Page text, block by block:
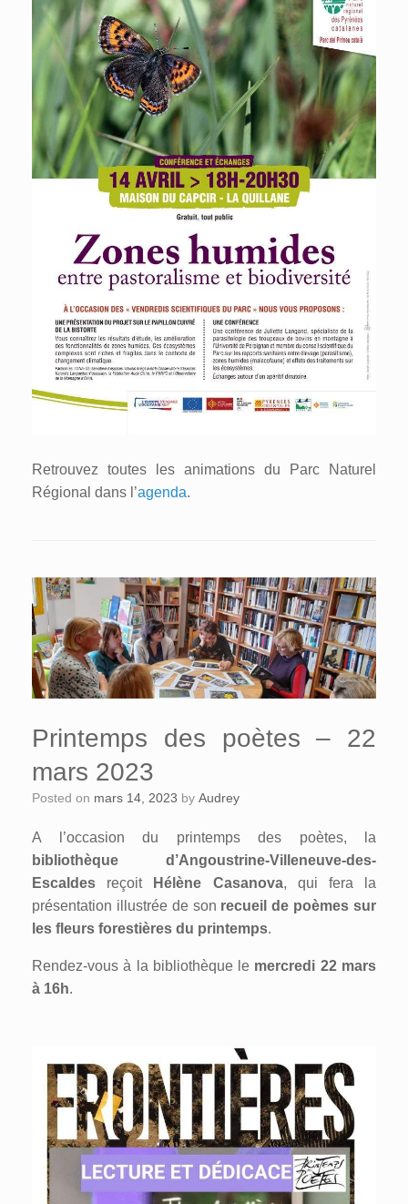
Retrouvez toutes les animations du Parc Naturel
Régional dans l’agenda.
Printemps des poètes – 22
mars 2023
Posted on mars 14, 2023 by Audrey
A l’occasion du printemps des poètes, la
bibliothèque d’Angoustrine-Villeneuve-des-
Escaldes reçoit Hélène Casanova, qui fera la
présentation illustrée de son recueil de poèmes sur
les fleurs forestières du printemps.
Rendez-vous à la bibliothèque le mercredi 22 mars
à 16h.